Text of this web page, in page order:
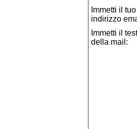
Immetti il tuo
indirizzo
Immetti il
della mail: